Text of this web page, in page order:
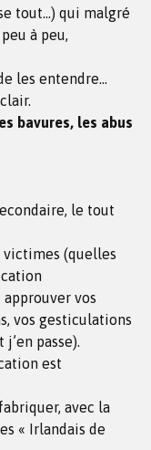
tout…) qui malgré
à peu,
les entendre…
bavures, les abus
le tout
(quelles
vos
vos gesticulations
passe).
est
avec la
« Irlandais de